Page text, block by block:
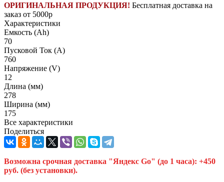
ОРИГИНАЛЬНАЯ ПРОДУКЦИЯ! Бесплатная доставка на
заказ от 5000р
Характеристики
Емкость (Ah)
70
Пусковой Ток (A)
760
Напряжение (V)
12
Длина (мм)
278
Ширина (мм)
175
Все характеристики
Поделиться
Возможна срочная доставка "Яндекс Go" (до 1 часа): +450
руб. (без установки).